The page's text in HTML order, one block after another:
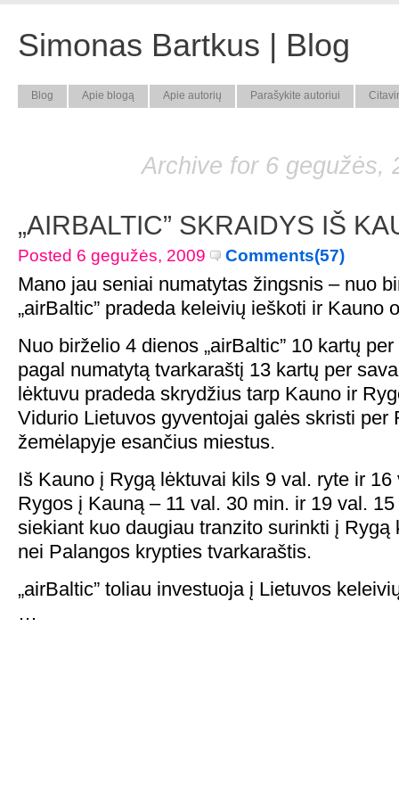
Simonas Bartkus | Blog
Blog Apie blogą Apie autorių Parašykite autoriui
Archive for 6 gegužės,
„AIRBALTIC” SKRAIDYS IŠ
Posted 6 gegužės, 2009 Comments(57)
Mano jau seniai numatytas žingsnis – nuo
„airBaltic” pradeda keleivių ieškoti ir Kauno
Nuo birželio 4 dienos „airBaltic” 10 kartų
pagal numatytą tvarkaraštį 13 kartų per
lėktuvu pradeda skrydžius tarp Kauno ir
Vidurio Lietuvos gyventojai galės skristi per
žemėlapyje esančius miestus.
Iš Kauno į Rygą lėktuvai kils 9 val. ryte ir
Rygos į Kauną – 11 val. 30 min. ir 19 val.
siekiant kuo daugiau tranzito surinkti į Rygą
nei Palangos krypties tvarkaraštis.
„airBaltic” toliau investuoja į Lietuvos
…